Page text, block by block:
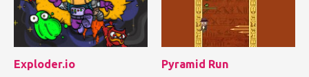
Exploder.io Pyramid Run